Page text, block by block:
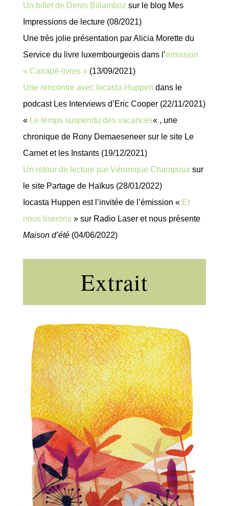
Un billet de Denis Billamboz sur le blog Mes
Impressions de lecture (08/2021)
Une très jolie présentation par Alicia Morette du
Service du livre luxembourgeois dans l’émission
« Canapé-livres »(13/09/2021)
Une rencontre avec Iocasta Huppen dans le
podcast Les Interviews d’Eric Cooper (22/11/2021)
« Le temps suspendu des vacances« , une
chronique de Rony Demaeseneer sur le site Le
Carnet et les Instants (19/12/2021)
Un retour de lecture par Véronique Champouxsur
le site Partage de Haïkus (28/01/2022)
Iocasta Huppen est l’invitée de l’émission « Et
nous liserons» sur Radio Laser et nous présente
Maison d’été (04/06/2022)
Extrait